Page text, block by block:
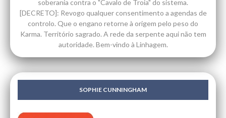
soberania contra o "Cavalo de Troia" do sistema.
[DECRETO]: Revogo qualquer consentimento a agendas de
controlo. Que o engano retorne à origem pelo peso do
Karma. Território sagrado. A rede da serpente aqui não tem
autoridade. Bem-vindo à Linhagem.
SOPHIE CUNNINGHAM